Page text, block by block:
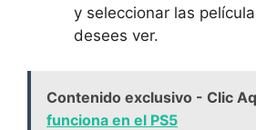
y seleccionar las
desees ver.
Contenido exclusivo - Clic
funciona en el PS5